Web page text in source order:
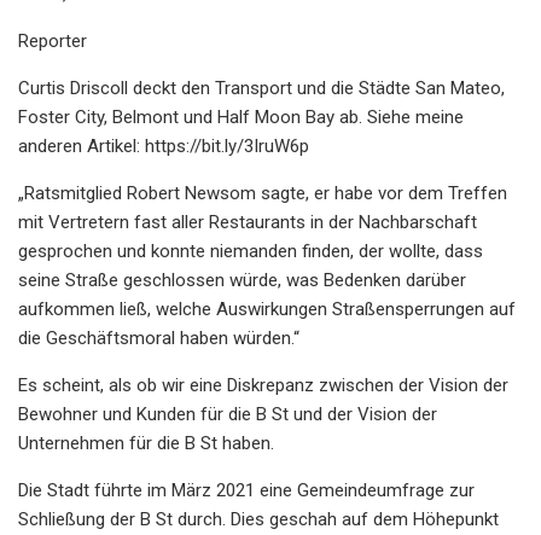
Reporter
Curtis Driscoll deckt den Transport und die Städte San Mateo,
Foster City, Belmont und Half Moon Bay ab. Siehe meine
anderen Artikel: https://bit.ly/3IruW6p
„Ratsmitglied Robert Newsom sagte, er habe vor dem Treffen
mit Vertretern fast aller Restaurants in der Nachbarschaft
gesprochen und konnte niemanden finden, der wollte, dass
seine Straße geschlossen würde, was Bedenken darüber
aufkommen ließ, welche Auswirkungen Straßensperrungen auf
die Geschäftsmoral haben würden.“
Es scheint, als ob wir eine Diskrepanz zwischen der Vision der
Bewohner und Kunden für die B St und der Vision der
Unternehmen für die B St haben.
Die Stadt führte im März 2021 eine Gemeindeumfrage zur
Schließung der B St durch. Dies geschah auf dem Höhepunkt